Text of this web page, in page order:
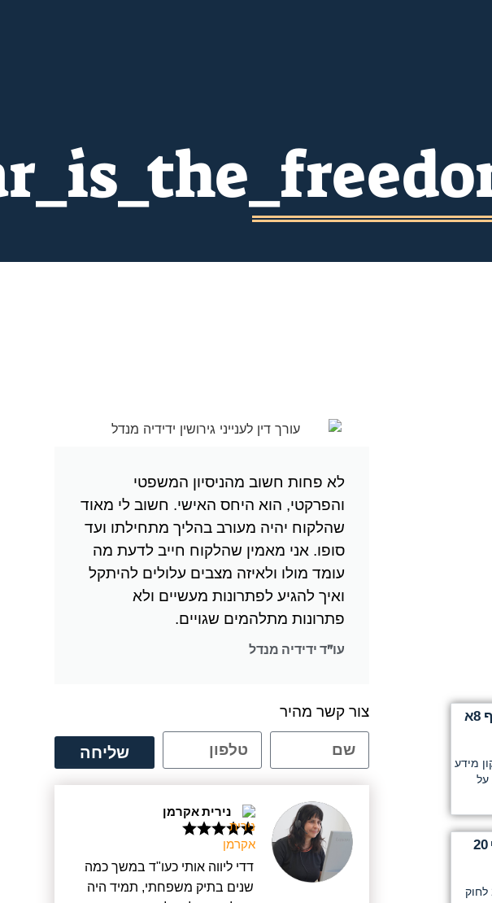
צוואות הדדיות – סעיף 8א
מידע
על
צוואה בעדים – סעיף 20
צוואה בעדים – סעיף 20 לחוק
לא פחות חשוב מהניסיון המשפטי
והפרקטי, הוא היחס האישי. חשוב לי מאוד
שהלקוח יהיה מעורב בהליך מתחילתו ועד
סופו. אני מאמין שהלקוח חייב לדעת מה
עומד מולו ולאיזה מצבים עלולים להיתקל
ואיך להגיע לפתרונות מעשיים ולא
פתרונות מתלהמים שגויים.
עו"ד ידידיה מנדל
צור קשר מהיר
שליחה
נירית אקרמן
דדי ליווה אותי כעו"ד במשך כמה
שנים בתיק משפחתי, תמיד היה